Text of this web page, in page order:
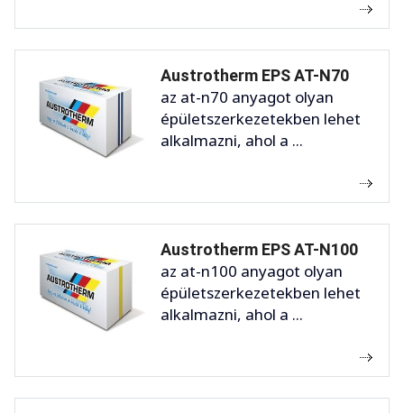
Austrotherm EPS AT-N70
az at-n70 anyagot olyan
épületszerkezetekben lehet
alkalmazni, ahol a ...
Austrotherm EPS AT-N100
az at-n100 anyagot olyan
épületszerkezetekben lehet
alkalmazni, ahol a ...